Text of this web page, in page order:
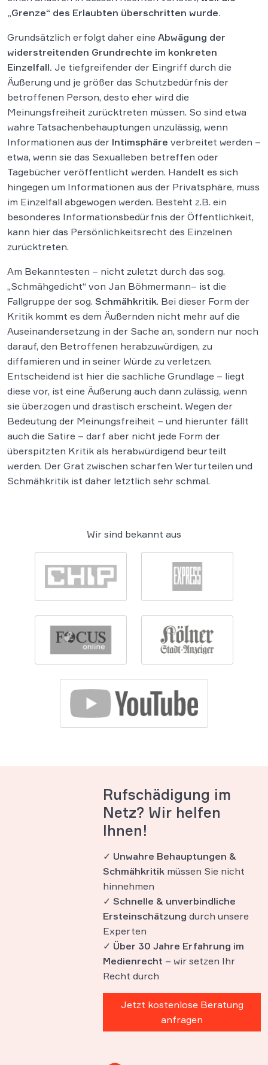
„Grenze“ des Erlaubten überschritten wurde.
Grundsätzlich erfolgt daher eine Abwägung der
widerstreitenden Grundrechte im konkreten
Einzelfall. Je tiefgreifender der Eingriff durch die
Äußerung und je größer das Schutzbedürfnis der
betroffenen Person, desto eher wird die
Meinungsfreiheit zurücktreten müssen. So sind etwa
wahre Tatsachenbehauptungen unzulässig, wenn
Informationen aus der Intimsphäre verbreitet werden –
etwa, wenn sie das Sexualleben betreffen oder
Tagebücher veröffentlicht werden. Handelt es sich
hingegen um Informationen aus der Privatsphäre, muss
im Einzelfall abgewogen werden. Besteht z.B. ein
besonderes Informationsbedürfnis der Öffentlichkeit,
kann hier das Persönlichkeitsrecht des Einzelnen
zurücktreten.
Am Bekanntesten – nicht zuletzt durch das sog.
„Schmähgedicht“ von Jan Böhmermann– ist die
Fallgruppe der sog. Schmähkritik. Bei dieser Form der
Kritik kommt es dem Äußernden nicht mehr auf die
Auseinandersetzung in der Sache an, sondern nur noch
darauf, den Betroffenen herabzuwürdigen, zu
diffamieren und in seiner Würde zu verletzen.
Entscheidend ist hier die sachliche Grundlage – liegt
diese vor, ist eine Äußerung auch dann zulässig, wenn
sie überzogen und drastisch erscheint. Wegen der
Bedeutung der Meinungsfreiheit – und hierunter fällt
auch die Satire – darf aber nicht jede Form der
überspitzten Kritik als herabwürdigend beurteilt
werden. Der Grat zwischen scharfen Werturteilen und
Schmähkritik ist daher letztlich sehr schmal.
Wir sind bekannt aus
Rufschädigung im
Netz? Wir helfen
Ihnen!
✓ Unwahre Behauptungen &
Schmähkritik müssen Sie nicht
hinnehmen
✓ Schnelle & unverbindliche
Ersteinschätzung durch unsere
Experten
✓ Über 30 Jahre Erfahrung im
Medienrecht – wir setzen Ihr
Recht durch
Jetzt kostenlose Beratung
anfragen